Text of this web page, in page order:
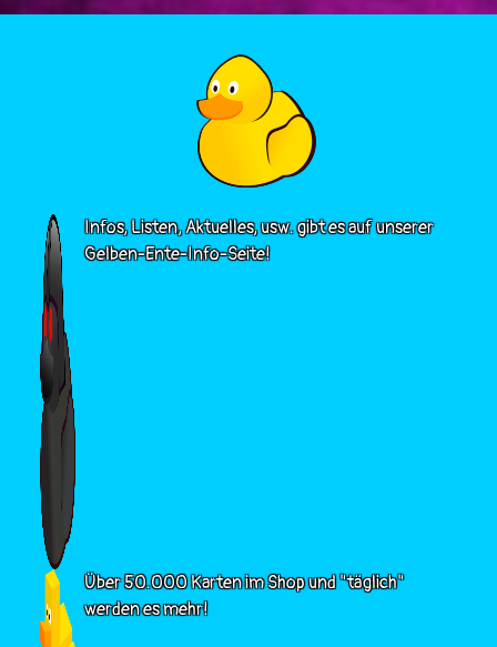
Infos, Listen, Aktuelles, usw. gibt es auf unserer
Gelben-Ente-Info-Seite!
Über 50.000 Karten im Shop und "täglich"
werden es mehr!